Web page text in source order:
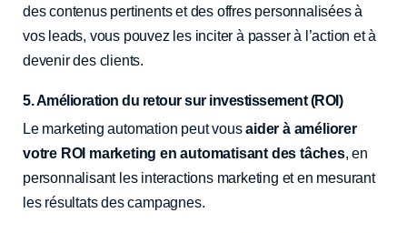
des contenus pertinents et des offres personnalisées à
vos leads, vous pouvez les inciter à passer à l’action et à
devenir des clients.
5. Amélioration du retour sur investissement (ROI)
Le marketing automation peut vousaider à améliorer
votre ROI marketing en automatisant des tâches, en
personnalisant les interactions marketing et en mesurant
les résultats des campagnes.